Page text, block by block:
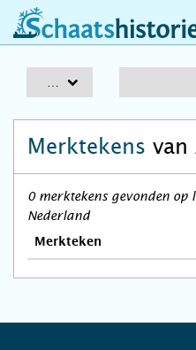
schaatshistorie.nl
Merktekens van
0 merktekens gevonden op
Nederland
Merkteken